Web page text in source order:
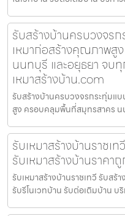
รับสร้างบ้านครบวงจร
เหมาก่อสร้างคุณภาพ
นนทบุรี และอยุธยา จบ
เหมาสร้างบ้าน.com
รับสร้างบ้านครบวงจรกระทุ่มแ
สูง ครอบคลุมพื้นที่สมุทรสาคร
รับเหมาสร้างบ้านราชเ
รับเหมาสร้างบ้านราคา
รับเหมาสร้างบ้านราชเทวี รับสร้
รับรีโนเวทบ้าน รับต่อเติมบ้าน บ